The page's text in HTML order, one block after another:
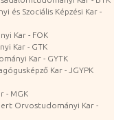
és Szociális Képzési Kar -
Kar - FOK
Kar - GTK
Kar - GYTK
Kar - JGYPK
- MGK
Orvostudományi Kar -